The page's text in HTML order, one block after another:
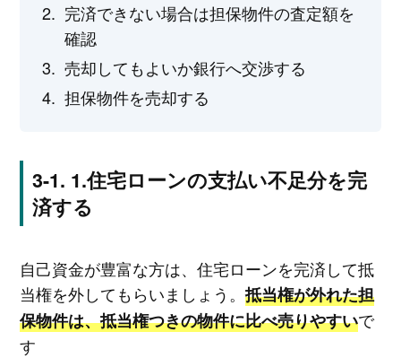
完済できない場合は担保物件の査定額を
確認
売却してもよいか銀行へ交渉する
担保物件を売却する
1.住宅ローンの支払い不足分を完
済する
自己資金が豊富な方は、住宅ローンを完済して抵
当権を外してもらいましょう。抵当権が外れた担
保物件は、抵当権つきの物件に比べ売りやすいで
す